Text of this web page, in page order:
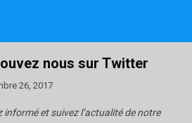
nous sur Twitter
26, 2017
informé et suivez l’actualité de notre